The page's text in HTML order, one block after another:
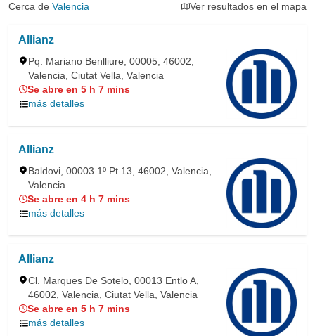
Cerca de Valencia Ver resultados en el mapa
Allianz
Pq. Mariano Benlliure, 00005, 46002,
Valencia, Ciutat Vella, Valencia
Se abre en 5 h 7 mins
más detalles
Allianz
Baldovi, 00003 1º Pt 13, 46002, Valencia,
Valencia
Se abre en 4 h 7 mins
más detalles
Allianz
Cl. Marques De Sotelo, 00013 Entlo A,
46002, Valencia, Ciutat Vella, Valencia
Se abre en 5 h 7 mins
más detalles